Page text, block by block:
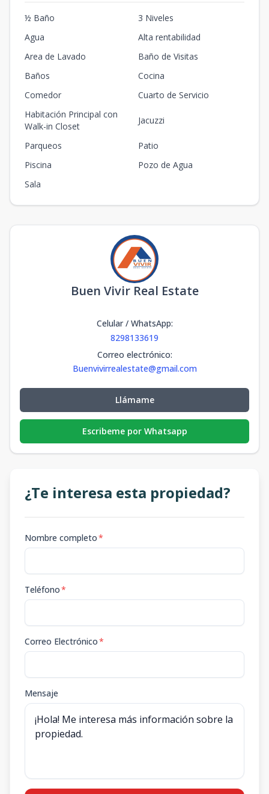
½ Baño
3 Niveles
Agua
Alta rentabilidad
Area de Lavado
Baño de Visitas
Baños
Cocina
Comedor
Cuarto de Servicio
Habitación Principal con
Walk-in Closet
Jacuzzi
Parqueos
Patio
Piscina
Pozo de Agua
Sala
Buen Vivir Real Estate
Celular / WhatsApp:
8298133619
Correo electrónico:
Buenvivirrealestate@gmail.com
Llámame
Escribeme por Whatsapp
¿Te interesa esta propiedad?
Nombre completo*
Teléfono*
Correo Electrónico*
Mensaje